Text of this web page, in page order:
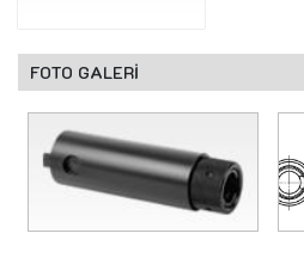
FOTO GALERİ